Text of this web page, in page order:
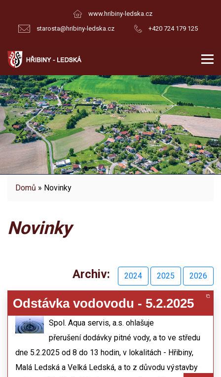
www.hribiny-ledska.cz
starosta@hribiny-ledska.cz
+420 724 179 125
Domů » Novinky
Novinky
Archiv: 2024 2025 2026
Odstávka vodovodu - 5.2.2025
Spol. Aqua servis, a.s. ohlašuje
přerušení dodávky pitné vody, a to ve středu
dne 5.2.2025 od 8 do 13 hodin, v lokalitách - Hřibiny,
Malá Ledská a Velká Ledská, a to z důvodu výstavby